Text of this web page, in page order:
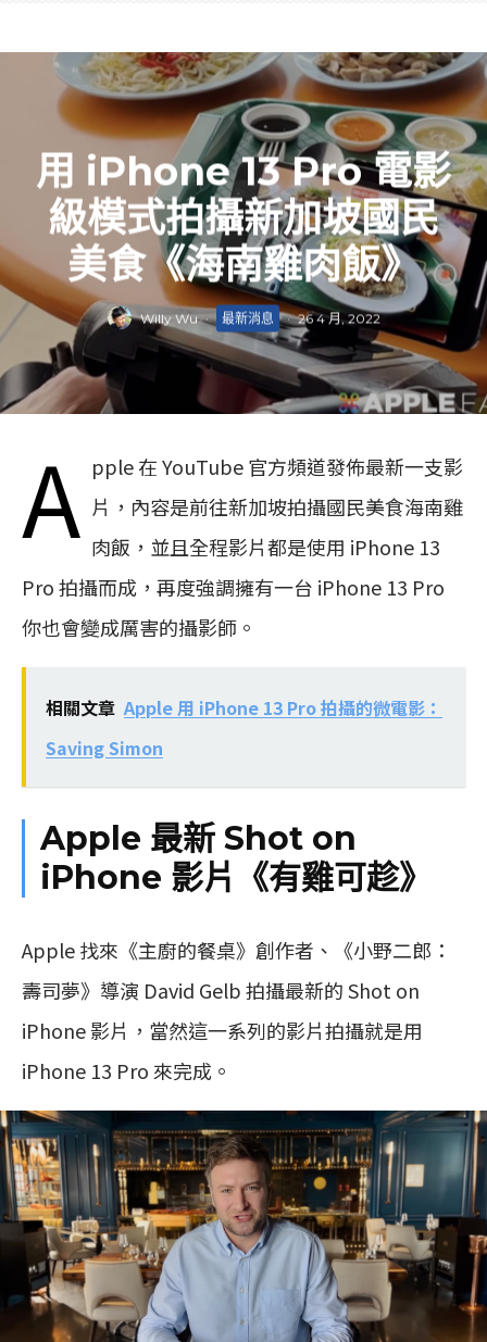
用 iPhone 13 Pro 電影
級模式拍攝新加坡國民
美食《海南雞肉飯》
Willy Wu · 最新消息 · 26 4 月, 2022
A pple 在 YouTube 官方頻道發佈最新一支影
片，內容是前往新加坡拍攝國民美食海南雞
肉飯，並且全程影片都是使用 iPhone 13
Pro 拍攝而成，再度強調擁有一台 iPhone 13 Pro
你也會變成厲害的攝影師。
相關文章 Apple 用 iPhone 13 Pro 拍攝的微電影：
Saving Simon
Apple 最新 Shot on
iPhone 影片《有雞可趁》
Apple 找來《主廚的餐桌》創作者、《小野二郎：
壽司夢》導演 David Gelb 拍攝最新的 Shot on
iPhone 影片，當然這一系列的影片拍攝就是用
iPhone 13 Pro 來完成。